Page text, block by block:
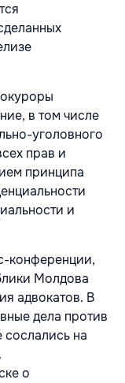
в том числе
уголовного
прав и
принципа
и
конференции,
Молдова
адвокатов. В
дела против
сослались на
о